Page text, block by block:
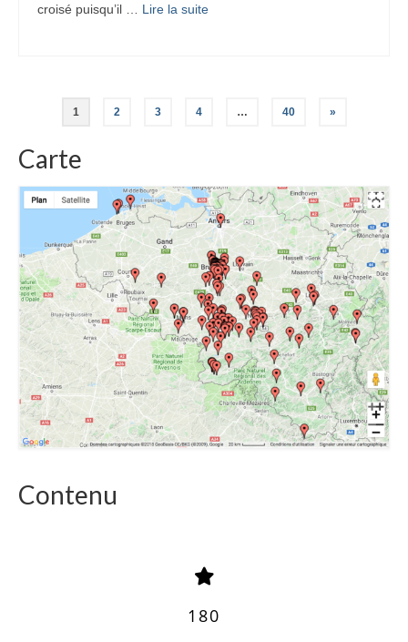
croisé puisqu’il … Lire la suite­­
Pagination
des
publications
1 2 3 4 … 40 »
Carte
Contenu
180